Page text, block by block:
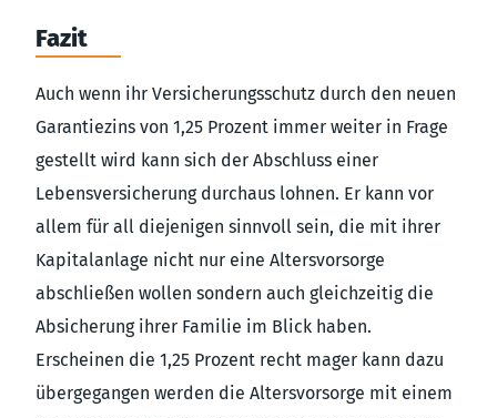
Fazit
Auch wenn ihr Versicherungsschutz durch den neuen
Garantiezins von 1,25 Prozent immer weiter in Frage
gestellt wird kann sich der Abschluss einer
Lebensversicherung durchaus lohnen. Er kann vor
allem für all diejenigen sinnvoll sein, die mit ihrer
Kapitalanlage nicht nur eine Altersvorsorge
abschließen wollen sondern auch gleichzeitig die
Absicherung ihrer Familie im Blick haben.
Erscheinen die 1,25 Prozent recht mager kann dazu
übergegangen werden die Altersvorsorge mit einem